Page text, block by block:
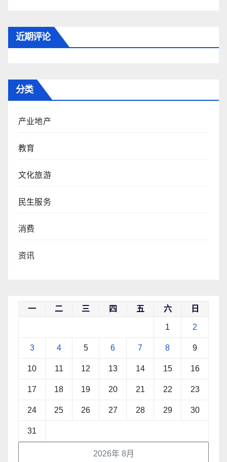
近期评论
分类
产业地产
教育
文化旅游
民生服务
消费
资讯
2026年 8月
一 二 三 四 五 六 日
1 2
3 4 5 6 7 8 9
10 11 12 13 14 15 16
17 18 19 20 21 22 23
24 25 26 27 28 29 30
31